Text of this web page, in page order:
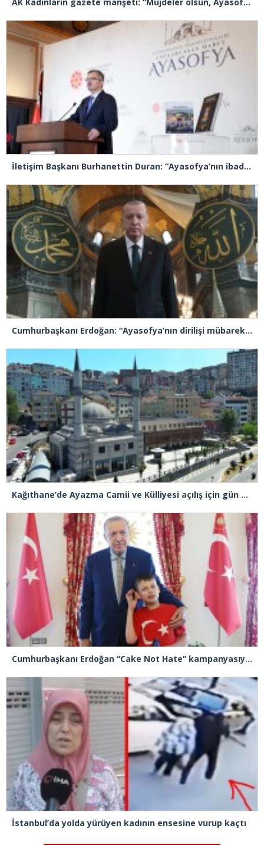
İletişim Başkanı Burhanettin Duran: “Ayasofya’nın ibadete açılması adeta bir Kızılelma’ydı”
Cumhurbaşkanı Erdoğan: “Ayasofya’nın dirilişi mübarek olsun”
Kağıthane’de Ayazma Camii ve Külliyesi açılış için gün sayıyor
Cumhurbaşkanı Erdoğan “Cake Not Hate” kampanyasıyla tanınan Joshua Harris’i kabul etti
İstanbul’da yolda yürüyen kadının ensesine vurup kaçtı